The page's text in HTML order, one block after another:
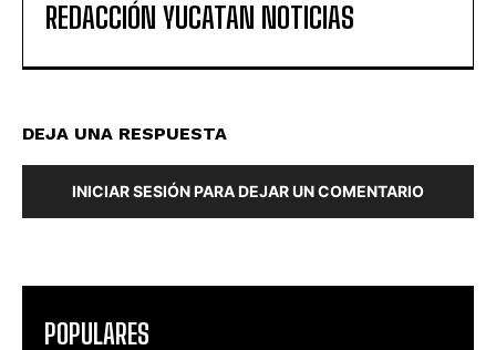
REDACCIÓN YUCATAN NOTICIAS
DEJA UNA RESPUESTA
INICIAR SESIÓN PARA DEJAR UN COMENTARIO
POPULARES